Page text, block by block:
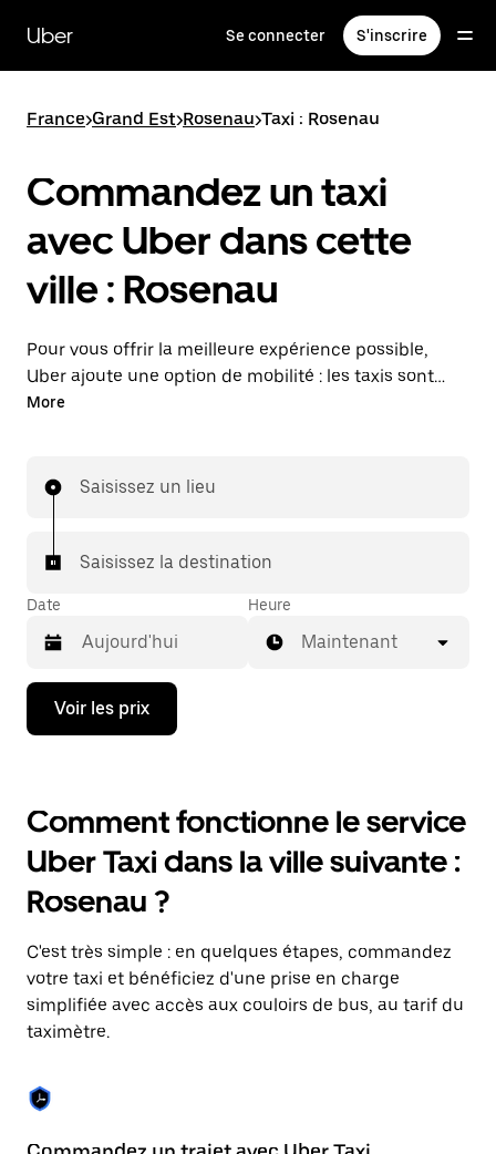
contenu
principal
Uber Se connecter S'inscrire
France>Grand Est>Rosenau>Taxi : Rosenau
Commandez un taxi
avec Uber dans cette
ville : Rosenau
Pour vous offrir la meilleure expérience possible,
Uber ajoute une option de mobilité : les taxis sont
maintenant disponibles dans l'application. Uber Taxi :
More
Saisissez un lieu
Saisissez la destination
Date
Appuyez
la
bas
pour
ouvrir
le
calendrier
et
une
date.
Appuyez
sur
la
pour
fermer
Heure
Maintenant
Voir les prix
Comment fonctionne le service
Uber Taxi dans la ville suivante :
Rosenau ?
C'est très simple : en quelques étapes, commandez
votre taxi et bénéficiez d'une prise en charge
simplifiée avec accès aux couloirs de bus, au tarif du
taximètre.